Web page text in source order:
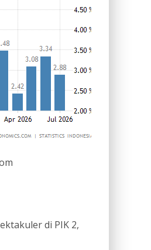
di PIK 2,